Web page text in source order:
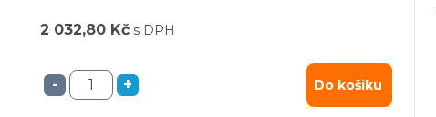
2 032,80 Kč s DPH
- + Do košíku